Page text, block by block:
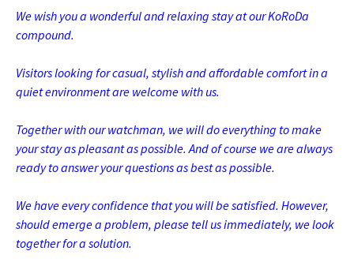
We wish you a wonderful and relaxing stay at our KoRoDa
compound.
Visitors looking for casual, stylish and affordable comfort in a
quiet environment are welcome with us.
Together with our watchman, we will do everything to make
your stay as pleasant as possible. And of course we are always
ready to answer your questions as best as possible.
We have every confidence that you will be satisfied. However,
should emerge a problem, please tell us immediately, we look
together for a solution.